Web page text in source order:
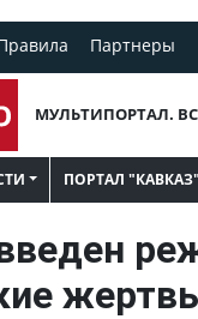
Партнеры
МУЛЬТИПОРТАЛ.
ПОРТАЛ "КАВКАЗ"